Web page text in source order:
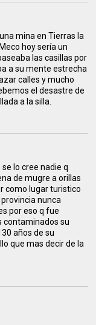
mina en Tierras la
hoy sería un
las casillas por
a su mente estrecha
calles y mucho
el desastre de
a la silla.
lo cree nadie q
de mugre a orillas
como lugar turistico
nunca
por eso q fue
contaminados su
años de su
que mas decir de la